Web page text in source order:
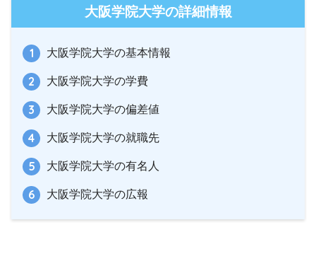
大阪学院大学の詳細情報
大阪学院大学の基本情報
大阪学院大学の学費
大阪学院大学の偏差値
大阪学院大学の就職先
大阪学院大学の有名人
大阪学院大学の広報